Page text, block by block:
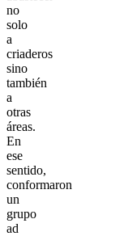
no
solo
a
criaderos
sino
también
a
otras
áreas.
En
ese
sentido,
conformaron
un
grupo
ad